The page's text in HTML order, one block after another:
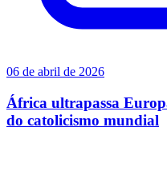
06 de abril de 2026
África ultrapassa
do catolicismo mundial